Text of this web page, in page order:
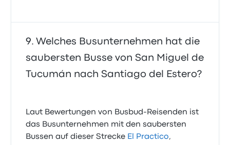
Welches Busunternehmen hat die
saubersten Busse von San Miguel de
Tucumán nach Santiago del Estero?
Laut Bewertungen von Busbud-Reisenden ist
das Busunternehmen mit den saubersten
Bussen auf dieser Strecke El Practico,